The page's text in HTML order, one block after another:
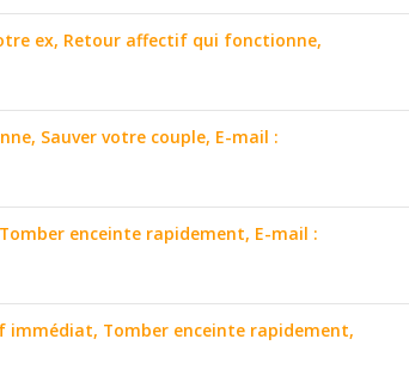
ex, Retour affectif qui fonctionne,
Sauver votre couple, E-mail :
enceinte rapidement, E-mail :
immédiat, Tomber enceinte rapidement,